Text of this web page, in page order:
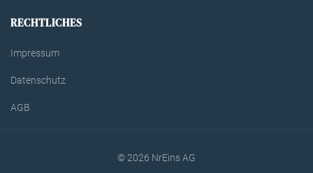
RECHTLICHES
Impressum
Datenschutz
AGB
© 2026 NrEins AG